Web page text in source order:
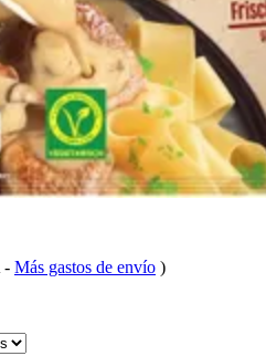
- Más gastos de envío )